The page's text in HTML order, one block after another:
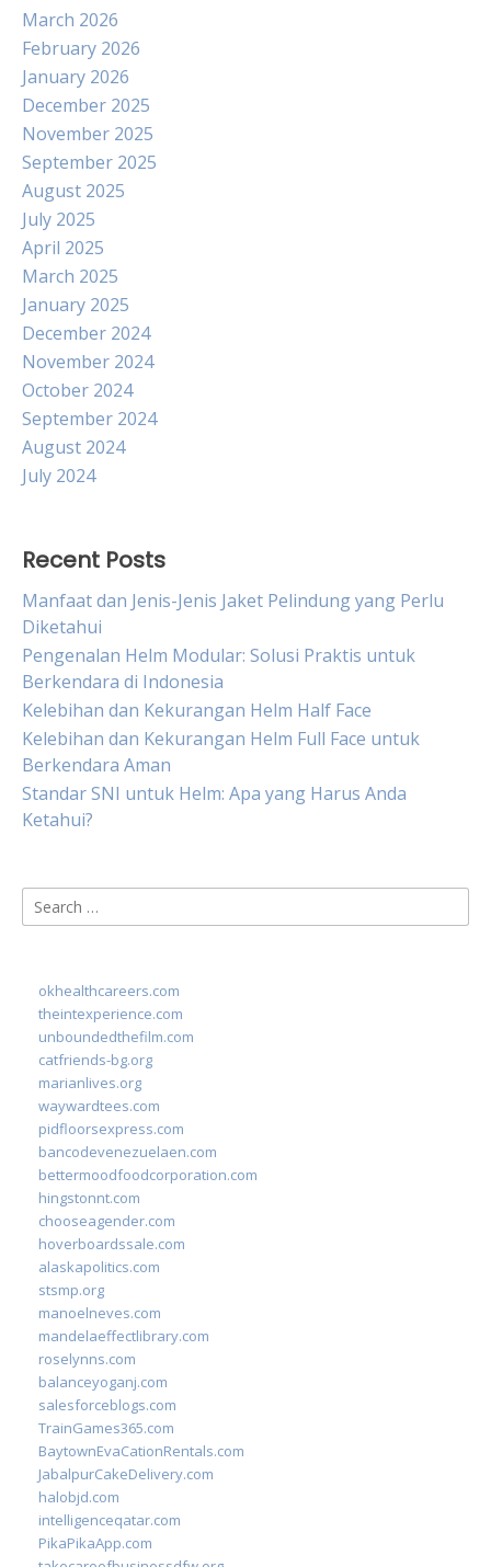
March 2026
February 2026
January 2026
December 2025
November 2025
September 2025
August 2025
July 2025
April 2025
March 2025
January 2025
December 2024
November 2024
October 2024
September 2024
August 2024
July 2024
Recent Posts
Manfaat dan Jenis-Jenis Jaket Pelindung yang Perlu
Diketahui
Pengenalan Helm Modular: Solusi Praktis untuk
Berkendara di Indonesia
Kelebihan dan Kekurangan Helm Half Face
Kelebihan dan Kekurangan Helm Full Face untuk
Berkendara Aman
Standar SNI untuk Helm: Apa yang Harus Anda
Ketahui?
Search
for:
okhealthcareers.com
theintexperience.com
unboundedthefilm.com
catfriends-bg.org
marianlives.org
waywardtees.com
pidfloorsexpress.com
bancodevenezuelaen.com
bettermoodfoodcorporation.com
hingstonnt.com
chooseagender.com
hoverboardssale.com
alaskapolitics.com
stsmp.org
manoelneves.com
mandelaeffectlibrary.com
roselynns.com
balanceyoganj.com
salesforceblogs.com
TrainGames365.com
BaytownEvaCationRentals.com
JabalpurCakeDelivery.com
halobjd.com
intelligenceqatar.com
PikaPikaApp.com